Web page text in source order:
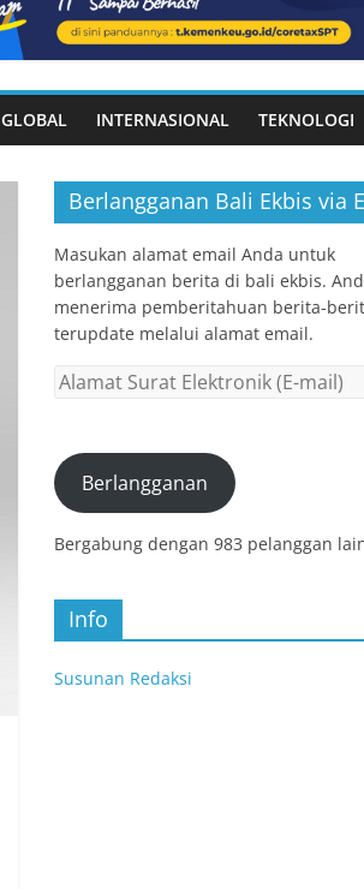
GLOBAL INTERNASIONAL TEKNOLOGI
Berlangganan Bali Ekbis via
Masukan alamat email Anda untuk
berlangganan berita di bali ekbis.
menerima pemberitahuan berita-
terupdate melalui alamat email.
Alamat
(E-
mail)Berlangganan
Bergabung dengan 983 pelanggan
Info
Susunan Redaksi